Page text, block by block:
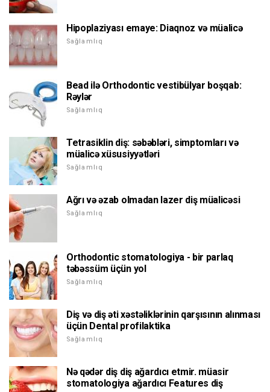
Hipoplaziyası emaye: Diaqnoz və müalicə
Sağlamlıq
Bead ilə Orthodontic vestibülyar boşqab:
Rəylər
Sağlamlıq
Tetrasiklin diş: səbəbləri, simptomları və
müalicə xüsusiyyətləri
Sağlamlıq
Ağrı və əzab olmadan lazer diş müalicəsi
Sağlamlıq
Orthodontic stomatologiya - bir parlaq
təbəssüm üçün yol
Sağlamlıq
Diş və diş əti xəstəliklərinin qarşısının alınması
üçün Dental profilaktika
Sağlamlıq
Nə qədər diş diş ağardıcı etmir. müasir
stomatologiya ağardıcı Features diş